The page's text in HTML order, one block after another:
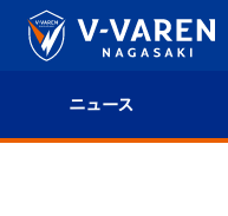
ニュース